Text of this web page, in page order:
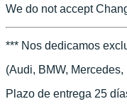
We do not accept
*** Nos dedicamos
(Audi, BMW,
Plazo de entrega 25